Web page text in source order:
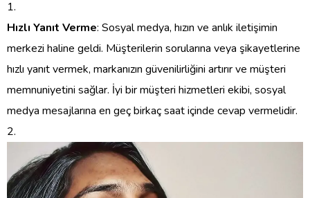
Hızlı Yanıt Verme: Sosyal medya, hızın ve anlık iletişimin
merkezi haline geldi. Müşterilerin sorularına veya şikayetlerine
hızlı yanıt vermek, markanızın güvenilirliğini artırır ve müşteri
memnuniyetini sağlar. İyi bir müşteri hizmetleri ekibi, sosyal
medya mesajlarına en geç birkaç saat içinde cevap vermelidir.